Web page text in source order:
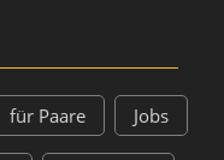
für Paare Jobs